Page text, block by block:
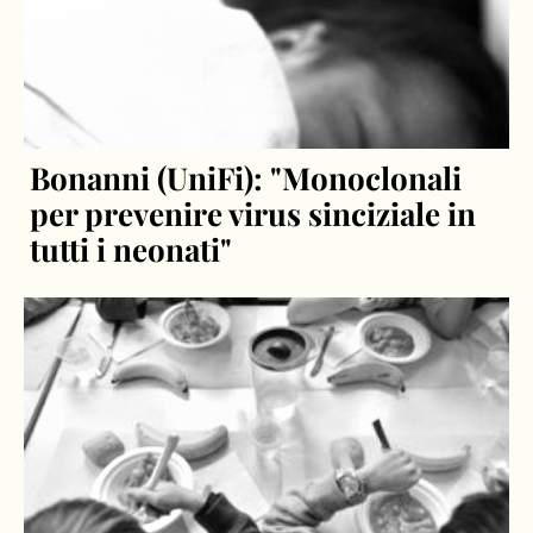
Bonanni (UniFi): "Monoclonali
per prevenire virus sinciziale in
tutti i neonati"